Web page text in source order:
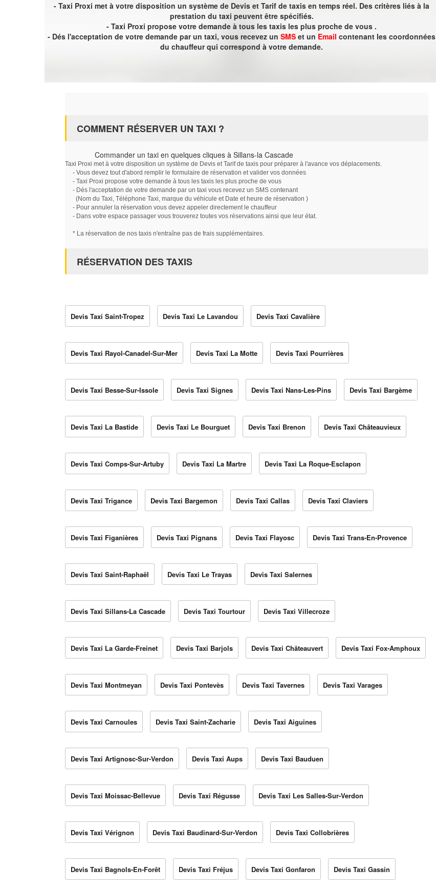
- Taxi Proxi met à votre disposition un système de Devis et Tarif de taxis en temps réel. Des critères liés à la
prestation du taxi peuvent être spécifiés.
- Taxi Proxi propose votre demande à tous les taxis les plus proche de vous .
- Dés l'acceptation de votre demande par un taxi, vous recevez un SMS et un Email contenant les coordonnées
du chauffeur qui correspond à votre demande.
COMMENT RÉSERVER UN TAXI ?
Commander un taxi en quelques cliques à Sillans-la Cascade
Taxi Proxi met à votre disposition un système de Devis et Tarif de taxis pour préparer à l'avance vos déplacements.
- Vous devez tout d'abord remplir le formulaire de réservation et valider vos données
- Taxi Proxi propose votre demande à tous les taxis les plus proche de vous
- Dés l'acceptation de votre demande par un taxi vous recevez un SMS contenant
(Nom du Taxi, Téléphone Taxi, marque du véhicule et Date et heure de réservation )
- Pour annuler la réservation vous devez appeler directement le chauffeur
- Dans votre espace passager vous trouverez toutes vos réservations ainsi que leur état.
* La réservation de nos taxis n'entraîne pas de frais supplémentaires.
RÉSERVATION DES TAXIS
Devis Taxi Saint-Tropez Devis Taxi Le Lavandou Devis Taxi Cavalière
Devis Taxi Rayol-Canadel-Sur-Mer Devis Taxi La Motte Devis Taxi Pourrières
Devis Taxi Besse-Sur-Issole Devis Taxi Signes Devis Taxi Nans-Les-Pins Devis Taxi Bargème
Devis Taxi La Bastide Devis Taxi Le Bourguet Devis Taxi Brenon Devis Taxi Châteauvieux
Devis Taxi Comps-Sur-Artuby Devis Taxi La Martre Devis Taxi La Roque-Esclapon
Devis Taxi Trigance Devis Taxi Bargemon Devis Taxi Callas Devis Taxi Claviers
Devis Taxi Figanières Devis Taxi Pignans Devis Taxi Flayosc Devis Taxi Trans-En-Provence
Devis Taxi Saint-Raphaël Devis Taxi Le Trayas Devis Taxi Salernes
Devis Taxi Sillans-La Cascade Devis Taxi Tourtour Devis Taxi Villecroze
Devis Taxi La Garde-Freinet Devis Taxi Barjols Devis Taxi Châteauvert Devis Taxi Fox-Amphoux
Devis Taxi Montmeyan Devis Taxi Pontevès Devis Taxi Tavernes Devis Taxi Varages
Devis Taxi Carnoules Devis Taxi Saint-Zacharie Devis Taxi Aiguines
Devis Taxi Artignosc-Sur-Verdon Devis Taxi Aups Devis Taxi Bauduen
Devis Taxi Moissac-Bellevue Devis Taxi Régusse Devis Taxi Les Salles-Sur-Verdon
Devis Taxi Vérignon Devis Taxi Baudinard-Sur-Verdon Devis Taxi Collobrières
Devis Taxi Bagnols-En-Forêt Devis Taxi Fréjus Devis Taxi Gonfaron Devis Taxi Gassin